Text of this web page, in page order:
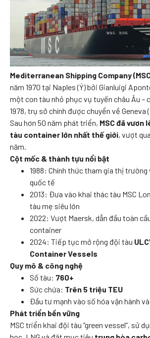
Mediterranean Shipping Company
năm 1970 tại Naples (Ý) bởi Gianluigi
một con tàu nhỏ phục vụ tuyến châu Âu –
1978, trụ sở chính được chuyển về Geneva
Sau hơn 50 năm phát triển, MSC đã vươn
tàu container lớn nhất thế giới, vượt
năm.
Cột mốc & thành tựu nổi bật
1988: Chính thức tham gia thị
quốc tế
2013: Đưa vào khai thác tàu MSC
tàu mẹ siêu lớn
2022: Vượt Maersk, dẫn đầu toàn
container
2024: Tiếp tục mở rộng đội tàu
Container Vessels
Quy mô & công nghệ
Số tàu: 760+
Sức chứa: Trên 5 triệu TEU
Đầu tư mạnh vào số hóa vận hành
Phát triển bền vững
MSC triển khai đội tàu “green vessel”, sử